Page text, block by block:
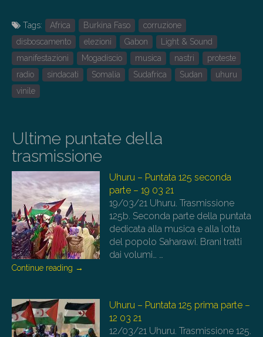
Tags: Africa Burkina Faso
corruzione
disboscamento
elezioni Gabon
Light & Sound
manifestazioni
Mogadiscio musica nastri
proteste
radio
sindacati Somalia Sudafrica Sudan
uhuru
vinile
Ultime puntate della
trasmissione
Uhuru – Puntata 125 seconda
parte – 19 03 21
19/03/21 Uhuru. Trasmissione
125b. Seconda parte della puntata
dedicata alla musica e alla lotta
del popolo Saharawi. Brani tratti
dai volumi… …
Continue reading →
Uhuru – Puntata 125 prima parte –
12 03 21
12/03/21 Uhuru. Trasmissione 125.